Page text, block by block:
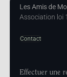
Les Amis de
Association loi
Contact
Effectuer une